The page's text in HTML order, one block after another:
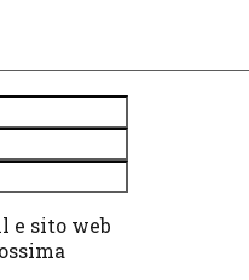
e sito web